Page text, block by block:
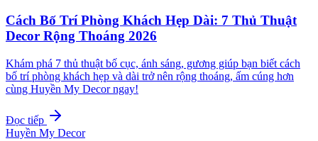
Cách Bố Trí Phòng Khách Hẹp Dài: 7 Thủ Thuật
Decor Rộng Thoáng 2026
Khám phá 7 thủ thuật bố cục, ánh sáng, gương giúp bạn biết cách
bố trí phòng khách hẹp và dài trở nên rộng thoáng, ấm cúng hơn
cùng Huyền My Decor ngay!
Đọc tiếp
Huyền My Decor